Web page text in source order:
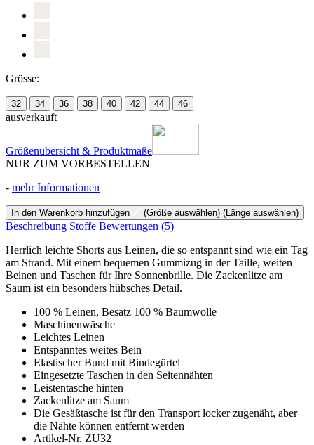
Grösse:
32 34 36 38 40 42 44 46
ausverkauft
Größenübersicht & Produktmaße
NUR ZUM VORBESTELLEN
- mehr Informationen
In den Warenkorb hinzufügen (Größe auswählen) (Länge auswählen)
Beschreibung Stoffe Bewertungen (5)
Herrlich leichte Shorts aus Leinen, die so entspannt sind wie ein Tag
am Strand. Mit einem bequemen Gummizug in der Taille, weiten
Beinen und Taschen für Ihre Sonnenbrille. Die Zackenlitze am
Saum ist ein besonders hübsches Detail.
100 % Leinen, Besatz 100 % Baumwolle
Maschinenwäsche
Leichtes Leinen
Entspanntes weites Bein
Elastischer Bund mit Bindegürtel
Eingesetzte Taschen in den Seitennähten
Leistentasche hinten
Zackenlitze am Saum
Die Gesäßtasche ist für den Transport locker zugenäht, aber
die Nähte können entfernt werden
Artikel-Nr. ZU32